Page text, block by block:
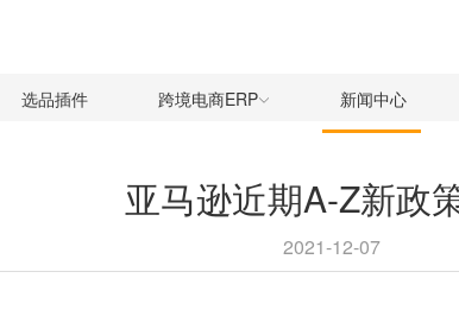
选品插件 跨境电商ERP 新闻中心
亚马逊近期A-Z新政
2021-12-07